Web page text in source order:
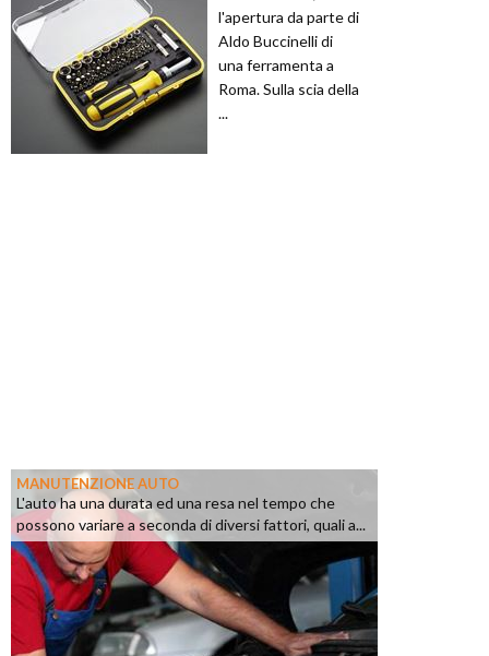
l'apertura da parte di
Aldo Buccinelli di
una ferramenta a
Roma. Sulla scia della
...
MANUTENZIONE AUTO
L'auto ha una durata ed una resa nel tempo che
possono variare a seconda di diversi fattori, quali a...